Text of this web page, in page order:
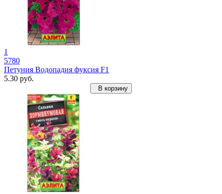
1
5780
Петуния Водопадия фуксия F1
5.30 руб.
В корзину